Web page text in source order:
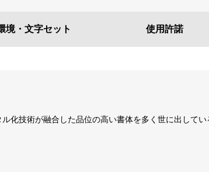
境・ 文字セット 使用許諾
化技術が融合した品位の高い書体を多く世に出してい